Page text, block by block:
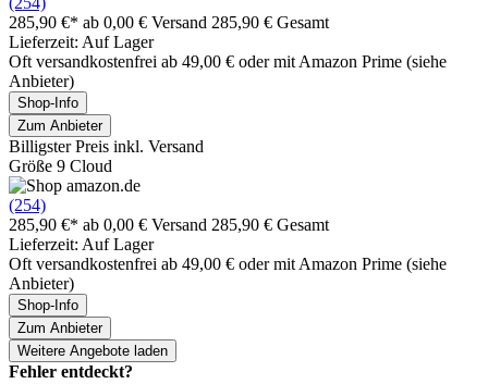
285,90 €* ab 0,00 € Versand 285,90 € Gesamt
Lieferzeit: Auf Lager
Oft versandkostenfrei ab 49,00 € oder mit Amazon Prime (siehe
Anbieter)
Shop-Info
Zum Anbieter
Billigster Preis inkl. Versand
Größe 9 Cloud
(254)
285,90 €* ab 0,00 € Versand 285,90 € Gesamt
Lieferzeit: Auf Lager
Oft versandkostenfrei ab 49,00 € oder mit Amazon Prime (siehe
Anbieter)
Shop-Info
Zum Anbieter
Weitere Angebote laden
Fehler entdeckt?